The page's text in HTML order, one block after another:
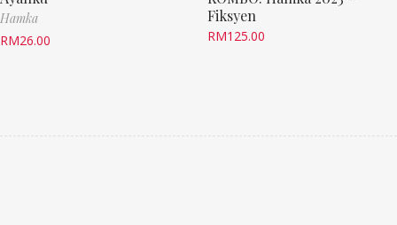
Hamka
RM26.00
Fiksyen
RM125.00